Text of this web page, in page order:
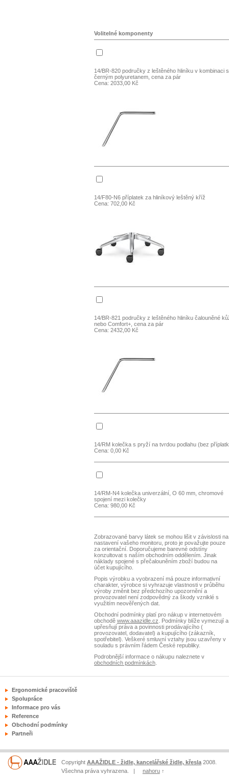
Volitelné komponenty
14/BR-820 područky z leštěného hliníku v kombinaci s
černým polyuretanem, cena za pár
Cena: 2033,00 Kč
14/F80-N6 příplatek za hliníkový leštěný kříž
Cena: 702,00 Kč
14/BR-821 područky z leštěného hliníku čalouněné
nebo Comfort+, cena za pár
Cena: 2432,00 Kč
14/RM kolečka s pryží na tvrdou podlahu (bez
Cena: 0,00 Kč
14/RM-N4 kolečka univerzální, O 60 mm, chromové
spojení mezi kolečky
Cena: 980,00 Kč
Zobrazované barvy látek se mohou lišit v závislosti na
nastavení vašeho monitoru, proto je považujte pouze
za orientační. Doporučujeme barevné odstíny
konzultovat s naším obchodním oddělením. Jinak
náklady spojené s přečalouněním zboží budou na
účet kupujícího.
Popis výrobku a vyobrazení má pouze informativní
charakter, výrobce si vyhrazuje vlastnosti v průběhu
výroby změnit bez předchozího upozornění a
provozovatel není zodpovědný za škody vzniklé s
využitím neověřených dat.
Obchodní podmínky platí pro nákup v internetovém
obchodě www.aaazidle.cz . Podmínky blíže vymezují a
upřesňují práva a povinnosti prodávajícího (
provozovatel, dodavatel) a kupujícího (zákazník,
spotřebitel). Veškeré smluvní vztahy jsou uzavřeny v
souladu s právním řádem České republiky.
Podrobnější informace o nákupu naleznete v
obchodních podmínkách.
Ergonomické pracoviště
Spolupráce
Informace pro vás
Reference
Obchodní podmínky
Partneři
Copyright AAAŽIDLE - židle, kancelářské židle, křesla2008.
Všechna práva vyhrazena. | nahoru↑